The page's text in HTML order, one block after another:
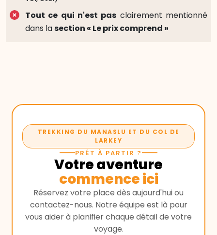
Tout ce qui n'est pas clairement mentionné
dans lasection « Le prix comprend »
TREKKING DU MANASLU ET DU COL DE
LARKEY
PRÊT À PARTIR ?
Votre aventure
commence ici
Réservez votre place dès aujourd'hui ou
contactez-nous. Notre équipe est là pour
vous aider à planifier chaque détail de votre
voyage.